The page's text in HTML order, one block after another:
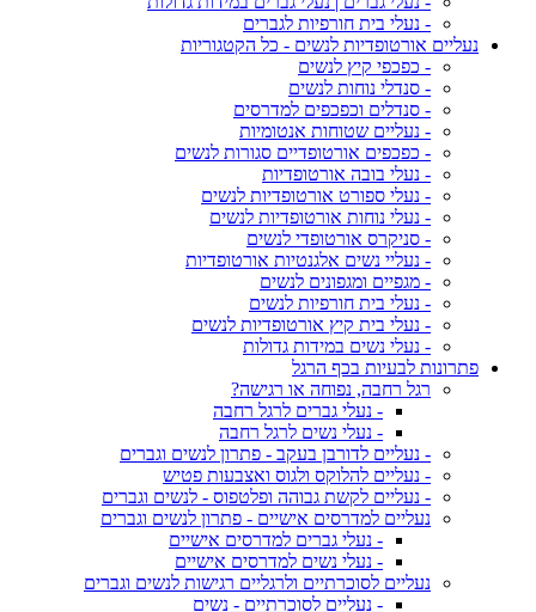
- נעלי בית חורפיות לגברים
נעליים אורטופדיות לנשים - כל הקטגוריות
- כפכפי קיץ לנשים
- סנדלי נוחות לנשים
- סנדלים וכפכפים למדרסים
- נעליים שטוחות אנטומיות
- כפכפים אורטופדיים סגורות לנשים
- נעלי בובה אורטופדיות
- נעלי ספורט אורטופדיות לנשים
- נעלי נוחות אורטופדיות לנשים
- סניקרס אורטופדי לנשים
- נעליי נשים אלגנטיות אורטופדיות
- מגפיים ומגפונים לנשים
- נעלי בית חורפיות לנשים
- נעלי בית קיץ אורטופדיות לנשים
- נעלי נשים במידות גדולות
פתרונות לבעיות בכף הרגל
רגל רחבה, נפוחה או רגישה?
- נעלי גברים לרגל רחבה
- נעלי נשים לרגל רחבה
- נעליים לדורבן בעקב - פתרון לנשים וגברים
- נעליים להלוקס ולגוס ואצבעות פטיש
- נעליים לקשת גבוהה ופלטפוס - לנשים וגברים
נעליים למדרסים אישיים - פתרון לנשים וגברים
- נעלי גברים למדרסים אישיים
- נעלי נשים למדרסים אישיים
נעליים לסוכרתיים ולרגליים רגישות לנשים וגברים
- נעליים לסוכרתיים - נשים